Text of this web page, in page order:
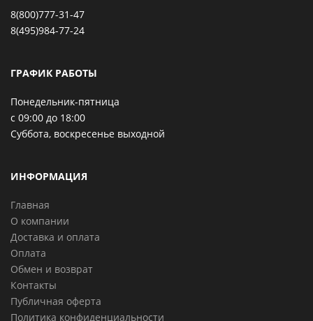
8(800)777-31-47
8(495)984-77-24
ГРАФИК РАБОТЫ
Понедельник-пятница
с 09:00 до 18:00
Суббота, воскресенье выходной
ИНФОРМАЦИЯ
Главная
О компании
Доставка и оплата
Оплата
Обмен и возврат
Контакты
Публичная оферта
Политика конфиденциальности